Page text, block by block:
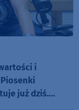
i
już dziś.